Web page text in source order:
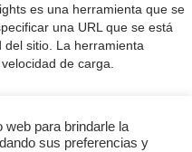
es una herramienta que se
una URL que se está
del sitio. La herramienta
de carga.
para brindarle la
sus preferencias y